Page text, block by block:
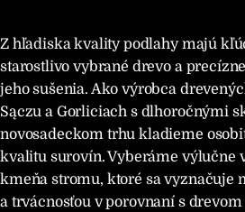
Z hľadiska kvality podlahy majú
starostlivo vybrané drevo a
jeho sušenia. Ako výrobca
Sączu a Gorliciach s dlhoročnými
novosadeckom trhu kladieme
kvalitu surovín. Vyberáme výlučne
kmeňa stromu, ktoré sa vyznačuje
a trvácnosťou v porovnaní s